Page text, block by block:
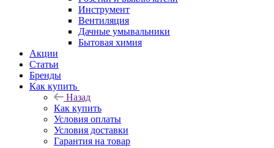
Инструмент
Вентиляция
Дачные умывальники
Бытовая химия
Акции
Статьи
Бренды
Как купить
Назад
Как купить
Условия оплаты
Условия доставки
Гарантия на товар